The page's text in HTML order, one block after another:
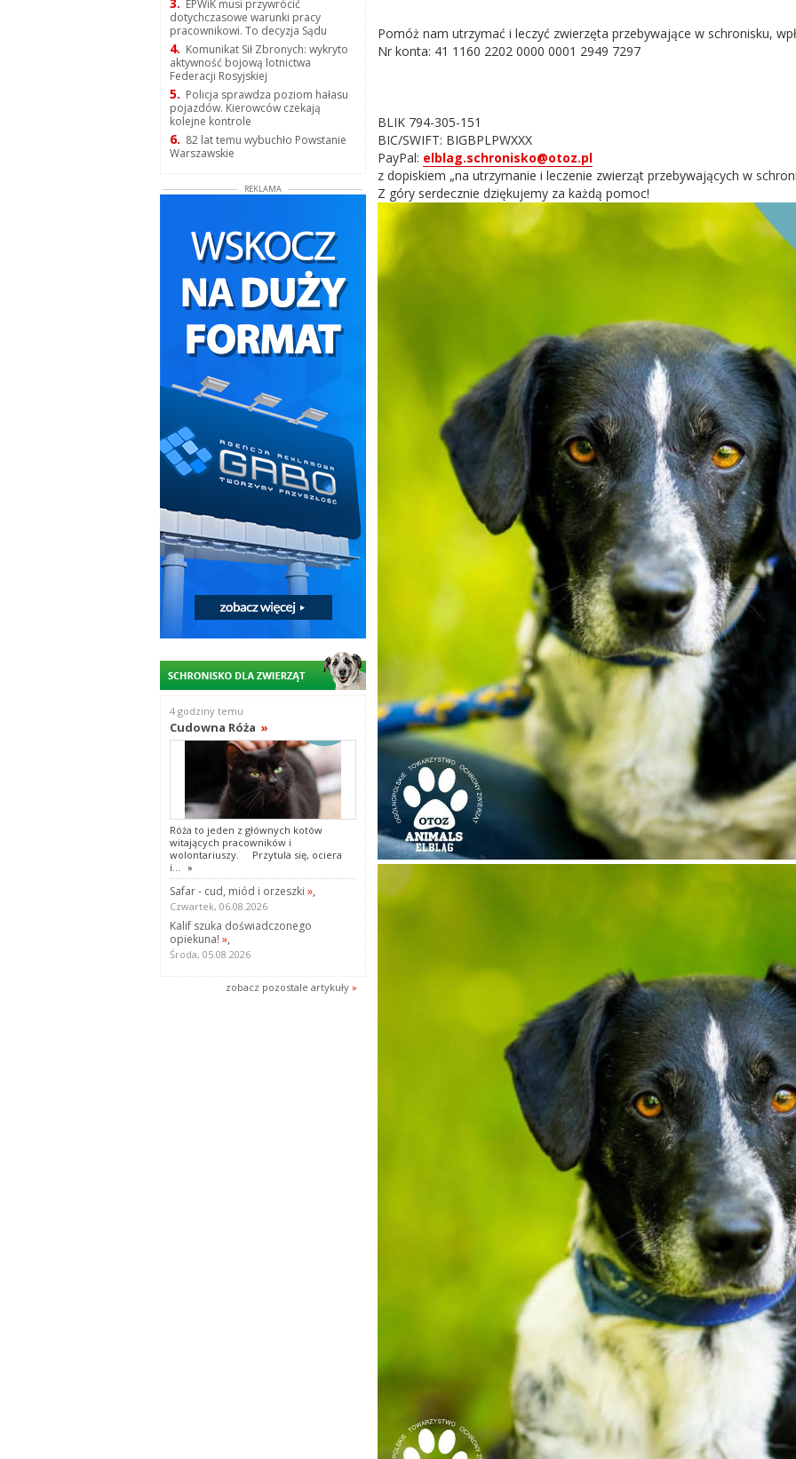
EPWiK musi przywrócić
dotychczasowe warunki pracy
pracownikowi. To decyzja Sądu
4. Komunikat Sił Zbronych: wykryto
aktywność bojową lotnictwa
Federacji Rosyjskiej
5. Policja sprawdza poziom hałasu
pojazdów. Kierowców czekają
kolejne kontrole
6. 82 lat temu wybuchło Powstanie
Warszawskie
REKLAMA
4 godziny temu
Cudowna Róża »
Róża to jeden z głównych kotów
witających pracowników i
wolontariuszy. Przytula się, ociera
i... »
Safar - cud, miód i orzeszki »,
Czwartek, 06.08.2026
Kalif szuka doświadczonego
opiekuna! »,
Środa, 05.08.2026
zobacz pozostale artykuły »
Pomóż nam utrzymać i leczyć zwierzęta przebywające w schronisku,
Nr konta: 41 1160 2202 0000 0001 2949 7297
BLIK 794-305-151
BIC/SWIFT: BIGBPLPWXXX
PayPal: elblag.schronisko@otoz.pl
z dopiskiem „na utrzymanie i leczenie zwierząt przebywających w
Z góry serdecznie dziękujemy za każdą pomoc!